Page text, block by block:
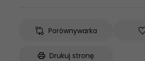
Porównywarka
Drukuj stronę